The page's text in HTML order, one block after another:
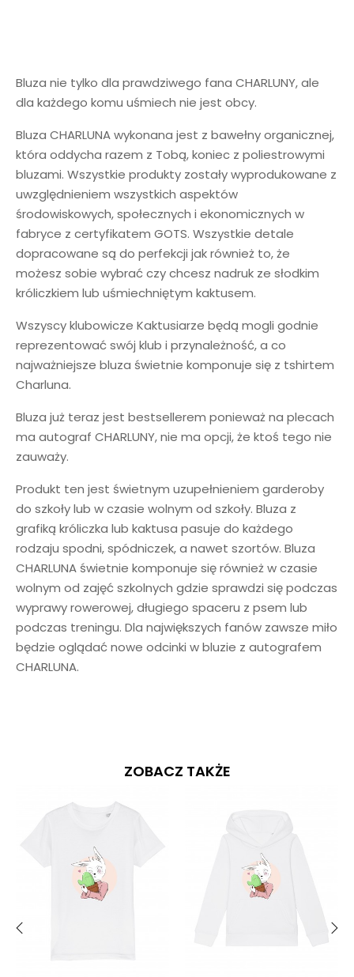
Bluza nie tylko dla prawdziwego fana CHARLUNY, ale
dla każdego komu uśmiech nie jest obcy.
Bluza CHARLUNA wykonana jest z bawełny organicznej,
która oddycha razem z Tobą, koniec z poliestrowymi
bluzami. Wszystkie produkty zostały wyprodukowane z
uwzględnieniem wszystkich aspektów
środowiskowych, społecznych i ekonomicznych w
fabryce z certyfikatem GOTS. Wszystkie detale
dopracowane są do perfekcji jak również to, że
możesz sobie wybrać czy chcesz nadruk ze słodkim
króliczkiem lub uśmiechniętym kaktusem.
Wszyscy klubowicze Kaktusiarze będą mogli godnie
reprezentować swój klub i przynależność, a co
najważniejsze bluza świetnie komponuje się z tshirtem
Charluna.
Bluza już teraz jest bestsellerem ponieważ na plecach
ma autograf CHARLUNY, nie ma opcji, że ktoś tego nie
zauważy.
Produkt ten jest świetnym uzupełnieniem garderoby
do szkoły lub w czasie wolnym od szkoły. Bluza z
grafiką króliczka lub kaktusa pasuje do każdego
rodzaju spodni, spódniczek, a nawet szortów. Bluza
CHARLUNA świetnie komponuje się również w czasie
wolnym od zajęć szkolnych gdzie sprawdzi się podczas
wyprawy rowerowej, długiego spaceru z psem lub
podczas treningu. Dla największych fanów zawsze miło
będzie oglądać nowe odcinki w bluzie z autografem
CHARLUNA.
ZOBACZ TAKŻE